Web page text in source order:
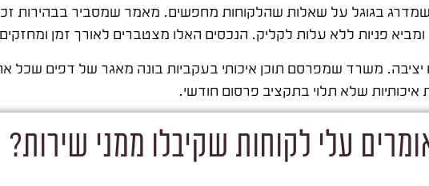
שמדרג בגוגל על שאלות שהלקוחות מחפשים. מאמר שמסביר בבהירות
פניות ללא עלות לקליק. הנכסים האלו מצטברים לאורך זמן
משרד שמפרסם תוכן איכותי בעקביות בונה מאגר של דפים שכל
שלא תלוי בתקציב פרסום חודשי.
עלי לקוחות שקיבלו ממני שירות?